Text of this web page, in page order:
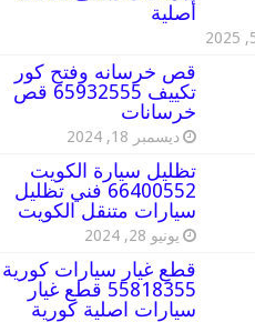
أصلية
قص خرسانه وفتح كور
تكييف 65932555 قص
خرسانات
ديسمبر 18, 2024
تظليل سيارة الكويت
66400552 فني تظليل
سيارات متنقل الكويت
يونيو 28, 2024
قطع غيار سيارات كورية
55818355 قطع غيار
سيارات اصلية كورية